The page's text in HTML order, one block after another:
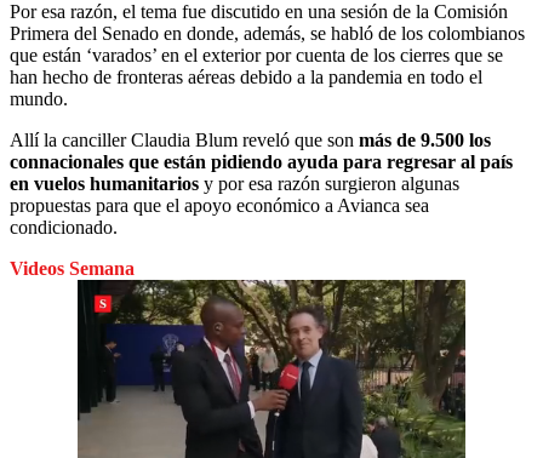
Por esa razón, el tema fue discutido en una sesión de la Comisión
Primera del Senado en donde, además, se habló de los colombianos
que están ‘varados’ en el exterior por cuenta de los cierres que se
han hecho de fronteras aéreas debido a la pandemia en todo el
mundo.
Allí la canciller Claudia Blum reveló que son más de 9.500 los
connacionales que están pidiendo ayuda para regresar al país
en vuelos humanitarios y por esa razón surgieron algunas
propuestas para que el apoyo económico a Avianca sea
condicionado.
Videos Semana